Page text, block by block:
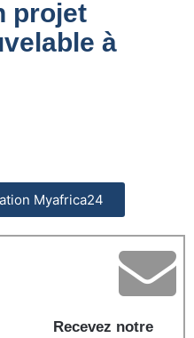
projet
à
Myafrica24
Recevez notre